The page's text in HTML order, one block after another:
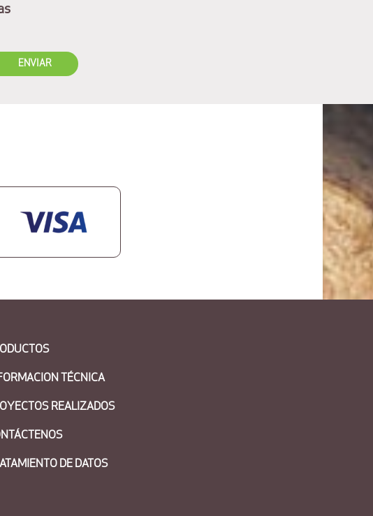
TÉCNICA
REALIZADOS
DE DATOS